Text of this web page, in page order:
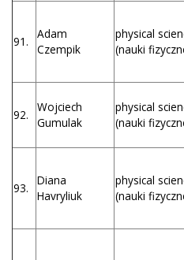
91.
Adam
Czempik
physical
(nauki
92.
Wojciech
Gumulak
physical
(nauki
93.
Diana
Havryliuk
physical
(nauki